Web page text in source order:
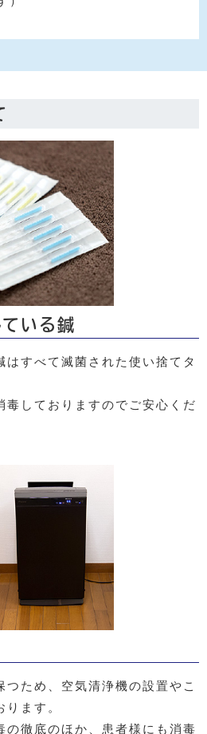
いる鍼
はすべて滅菌された使い捨てタ
毒しておりますのでご安心くだ
ため、空気清浄機の設置やこ
ます。
の徹底のほか、患者様にも消毒